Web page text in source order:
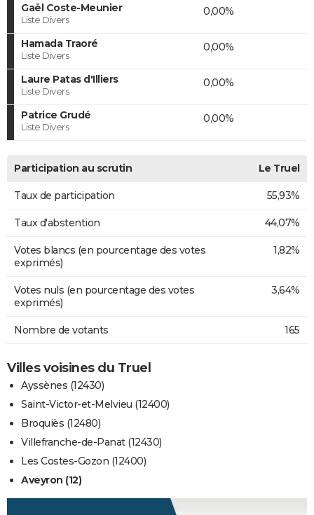
Gaël Coste-Meunier
Liste Divers
0,00%
Hamada Traoré
Liste Divers
0,00%
Laure Patas d'Illiers
Liste Divers
0,00%
Patrice Grudé
Liste Divers
0,00%
Participation au scrutin Le Truel
Taux de participation 55,93%
Taux d'abstention 44,07%
Votes blancs (en pourcentage des votes
exprimés)
1,82%
Votes nuls (en pourcentage des votes
exprimés)
3,64%
Nombre de votants 165
Villes voisines du Truel
Ayssènes (12430)
Saint-Victor-et-Melvieu (12400)
Broquiès (12480)
Villefranche-de-Panat (12430)
Les Costes-Gozon (12400)
Aveyron (12)